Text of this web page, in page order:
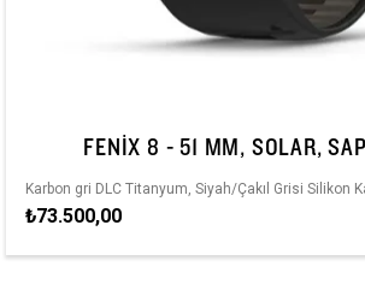
FENIX 8 - 51 MM, SOLAR,
Karbon gri DLC Titanyum, Siyah/Çakıl Grisi Silikon
₺73.500,00